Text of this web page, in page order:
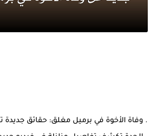
. وفاة الأخوة في برميل مغلق: حقائق جديدة